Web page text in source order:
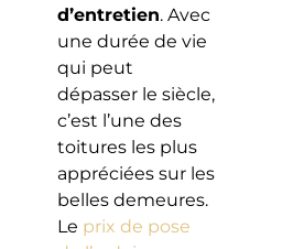
d’entretien. Avec
une durée de vie
qui peut
dépasser le siècle,
c’est l’une des
toitures les plus
appréciées sur les
belles demeures.
Le prix de pose